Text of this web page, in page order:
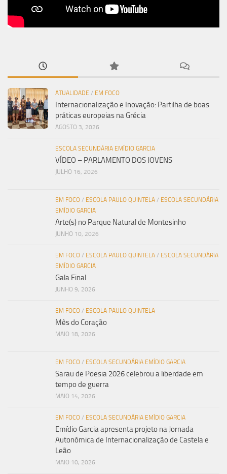
ATUALIDADE / EM FOCO
Internacionalização e Inovação: Partilha de boas
práticas europeias na Grécia
AGOSTO 3, 2026
ESCOLA SECUNDÁRIA EMÍDIO GARCIA
VÍDEO – PARLAMENTO DOS JOVENS
JULHO 16, 2026
EM FOCO / ESCOLA PAULO QUINTELA / ESCOLA SECUNDÁRIA
EMÍDIO GARCIA
Arte(s) no Parque Natural de Montesinho
JUNHO 10, 2026
EM FOCO / ESCOLA PAULO QUINTELA / ESCOLA SECUNDÁRIA
EMÍDIO GARCIA
Gala Final
JUNHO 9, 2026
EM FOCO / ESCOLA PAULO QUINTELA
Mês do Coração
MAIO 18, 2026
EM FOCO / ESCOLA SECUNDÁRIA EMÍDIO GARCIA
Sarau de Poesia 2026 celebrou a liberdade em
tempo de guerra
MAIO 14, 2026
EM FOCO / ESCOLA SECUNDÁRIA EMÍDIO GARCIA
Emídio Garcia apresenta projeto na Jornada
Autonómica de Internacionalização de Castela e
Leão
MAIO 10, 2026